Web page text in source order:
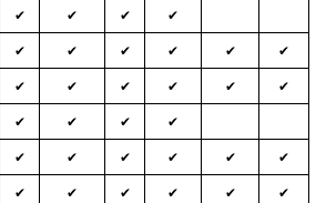
✔ ✔ ✔
✔
✔ ✔ ✔ ✔ ✔ ✔
✔ ✔ ✔ ✔ ✔
✔
✔ ✔ ✔ ✔
✔ ✔ ✔ ✔ ✔
✔
✔ ✔ ✔ ✔ ✔ ✔